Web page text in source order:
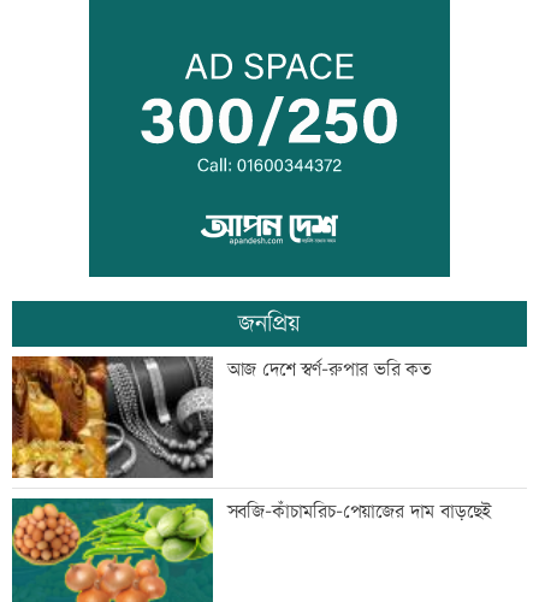
তনু হত্যার আসামি সাবেক সেনাসদস্য
হাফিজুরকে আত্মসমর্পণের নির্দেশ
দুদকের মামলায় ঢাকা ব্যাংকের ৪ কর্মকর্তার
কারাদণ্ড
জিয়াউর রহমান দেশে প্রথম সবুজ বিপ্লবের
ডাক দিয়েছিলেন: পরিবেশমন্ত্রী
প্রথম শ্রেণিতে ভর্তি লটারিতে
জনপ্রিয়
আজ দেশে স্বর্ণ-রুপার ভরি কত
সবজি-কাঁচামরিচ-পেয়াজের দাম বাড়ছেই